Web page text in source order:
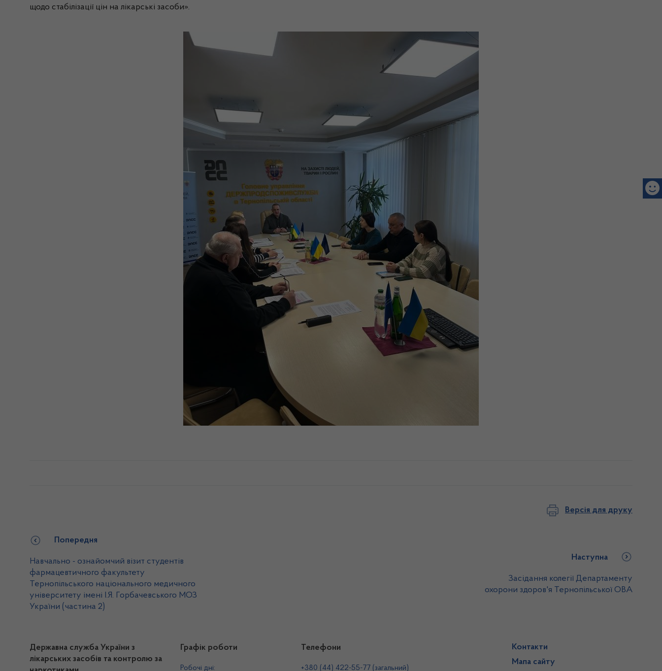
щодо стабілізації цін на лікарські засоби».
Версія для друку
Попередня
Навчально - ознайомчий візит студентів
фармацевтичного факультету
Тернопільського національного медичного
університету імені І.Я. Горбачевського МОЗ
України (частина 2)
Наступна
Засідання колегії Департаменту
охорони здоров'я Тернопільської ОВА
Державна служба України з
лікарських засобів та контролю за
Графік роботи
Робочі дні:
Телефони
+380 (44) 422-55-77 (загальний)
Контакти
Мапа сайту